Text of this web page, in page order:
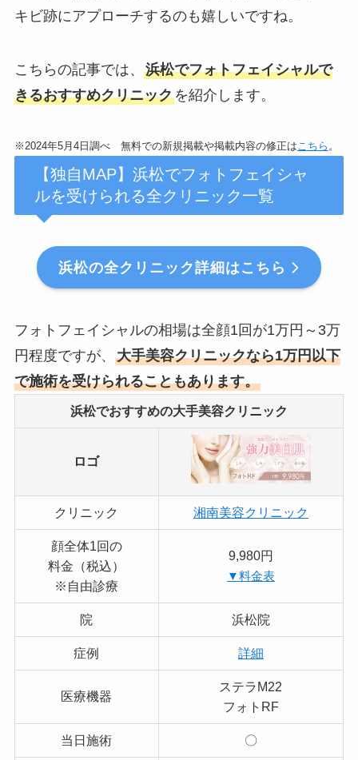
キビ跡にアプローチするのも嬉しいですね。
こちらの記事では、 浜松でフォトフェイシャルで
きるおすすめクリニックを紹介します。
※2024年5月4日調べ 無料での新規掲載や掲載内容の修正はこちら 。
【独自MAP】浜松でフォトフェイシャ
ルを受けられる全クリニック一覧
浜松の全クリニック詳細はこちら
フォトフェイシャルの相場は全顔1回が1万円～3万
円程度ですが、 大手美容クリニックなら1万円以下
で施術を受けられることもあります。
浜松でおすすめの大手美容クリニック
ロゴ
クリニック 湘南美容クリニック
顔全体1回の
料金（税込）
※自由診療
9,980円
▼料金表
院 浜松院
症例 詳細
医療機器
ステラM22
フォトRF
当日施術 〇